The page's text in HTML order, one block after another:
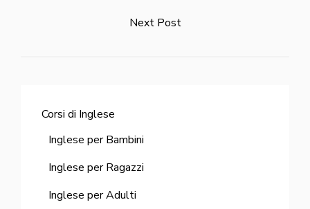
Next Post
Corsi di Inglese
Inglese per Bambini
Inglese per Ragazzi
Inglese per Adulti